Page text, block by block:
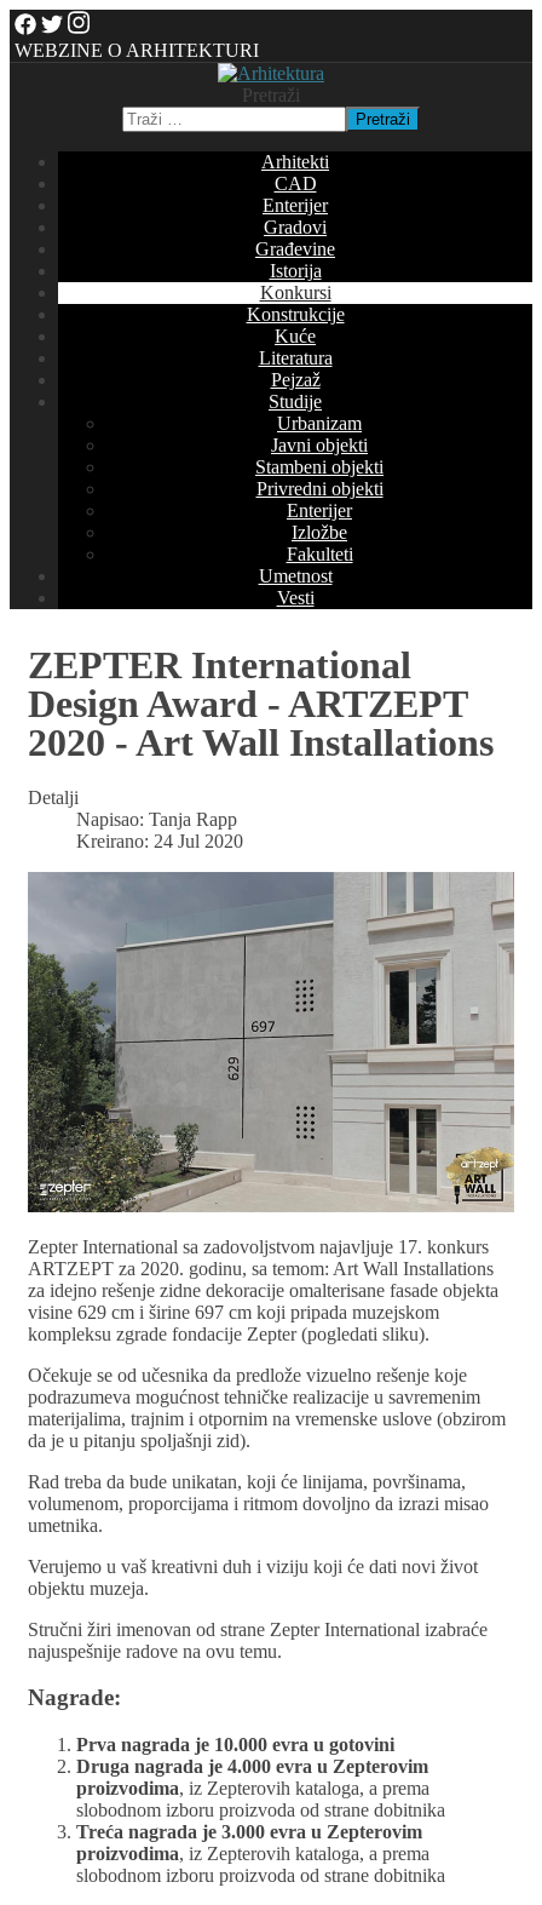
WEBZINE O ARHITEKTURI
Pretraži
Pretraži
Arhitekti
CAD
Enterijer
Gradovi
Građevine
Istorija
Konkursi
Konstrukcije
Kuće
Literatura
Pejzaž
Studije
Urbanizam
Javni objekti
Stambeni objekti
Privredni objekti
Enterijer
Izložbe
Fakulteti
Umetnost
Vesti
ZEPTER International
Design Award - ARTZEPT
2020 - Art Wall Installations
Detalji
Napisao: Tanja Rapp
Kreirano: 24 Jul 2020
Zepter International sa zadovoljstvom najavljuje 17. konkurs
ARTZEPT za 2020. godinu, sa temom: Art Wall Installations
za idejno rešenje zidne dekoracije omalterisane fasade objekta
visine 629 cm i širine 697 cm koji pripada muzejskom
kompleksu zgrade fondacije Zepter (pogledati sliku).
Očekuje se od učesnika da predlože vizuelno rešenje koje
podrazumeva mogućnost tehničke realizacije u savremenim
materijalima, trajnim i otpornim na vremenske uslove (obzirom
da je u pitanju spoljašnji zid).
Rad treba da bude unikatan, koji će linijama, površinama,
volumenom, proporcijama i ritmom dovoljno da izrazi misao
umetnika.
Verujemo u vaš kreativni duh i viziju koji će dati novi život
objektu muzeja.
Stručni žiri imenovan od strane Zepter International izabraće
najuspešnije radove na ovu temu.
Nagrade:
Prva nagrada je 10.000 evra u gotovini
Druga nagrada je 4.000 evra u Zepterovim
proizvodima, iz Zepterovih kataloga, a prema
slobodnom izboru proizvoda od strane dobitnika
Treća nagrada je 3.000 evra u Zepterovim
proizvodima, iz Zepterovih kataloga, a prema
slobodnom izboru proizvoda od strane dobitnika